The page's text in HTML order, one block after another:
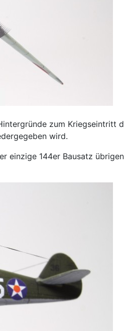
zum Kriegseintritt
wird.
einzige 144er Bausatz